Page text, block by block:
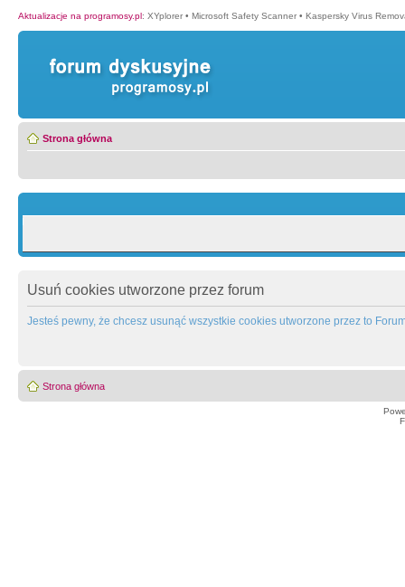
Aktualizacje na programosy.pl: XYplorer • Microsoft Safety Scanner • Kaspersky Virus
Strona główna
Usuń cookies utworzone przez forum
Jesteś pewny, że chcesz usunąć wszystkie cookies utworzone przez to
Strona główna